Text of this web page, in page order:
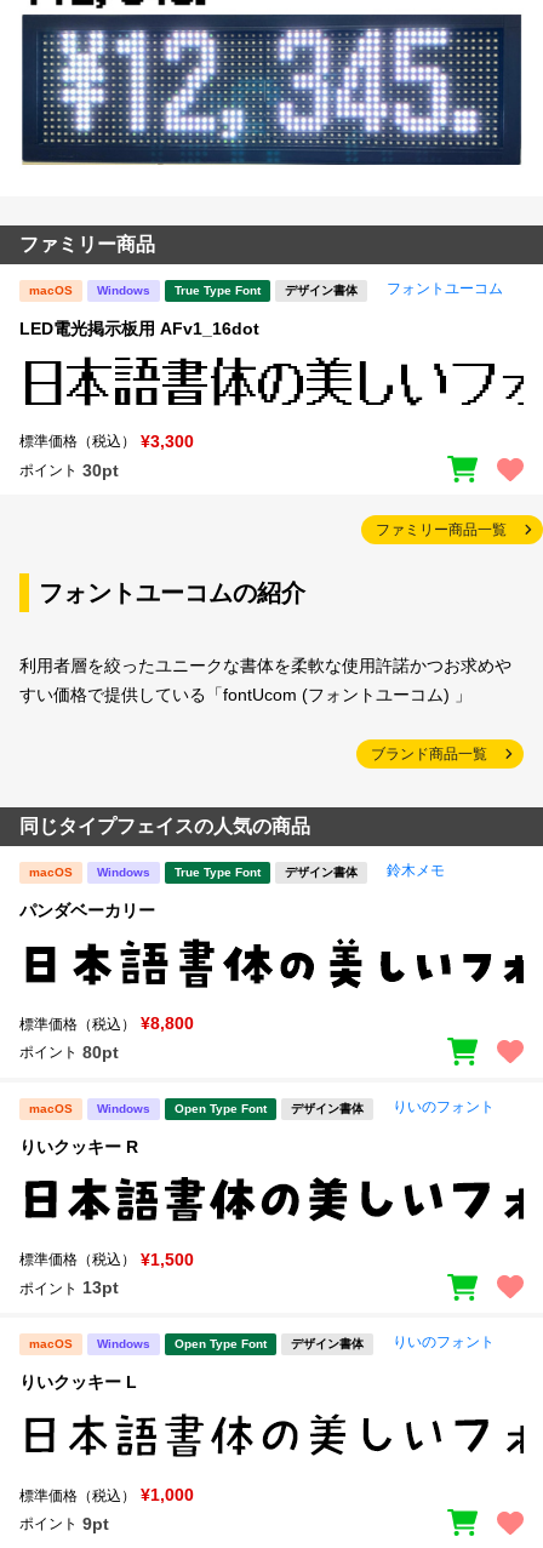
ファミリー商品
macOS Windows True Type Font デザイン書体 フォントユーコム
LED電光掲示板用 AFv1_16dot
標準価格（税込） ¥3,300
ポイント 30pt
ファミリー商品一覧
フォントユーコムの紹介
利用者層を絞ったユニークな書体を柔軟な使用許諾かつお求めや
すい価格で提供している「fontUcom (フォントユーコム) 」
ブランド商品一覧
同じタイプフェイスの人気の商品
macOS Windows True Type Font デザイン書体 鈴木メモ
パンダベーカリー
標準価格（税込） ¥8,800
ポイント 80pt
macOS Windows Open Type Font デザイン書体 りいのフォント
りいクッキー R
標準価格（税込） ¥1,500
ポイント 13pt
macOS Windows Open Type Font デザイン書体 りいのフォント
りいクッキー L
標準価格（税込） ¥1,000
ポイント 9pt